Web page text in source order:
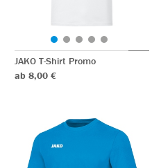
JAKO T-Shirt Promo
ab 8,00 €